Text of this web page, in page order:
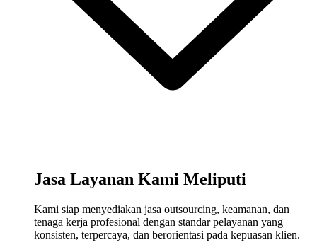
Jasa Layanan Kami Meliputi
Kami siap menyediakan jasa outsourcing, keamanan, dan
tenaga kerja profesional dengan standar pelayanan yang
konsisten, terpercaya, dan berorientasi pada kepuasan klien.